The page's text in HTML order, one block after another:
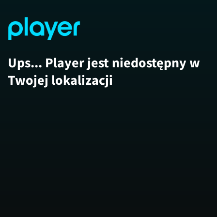
Ups... Player jest niedostępny w
Twojej lokalizacji